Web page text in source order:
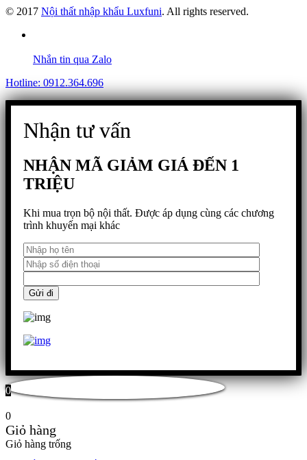
© 2017 Nội thất nhập khẩu Luxfuni. All rights reserved.
Nhắn tin qua Zalo
Hotline: 0912.364.696
Nhận tư vấn
NHẬN MÃ GIẢM GIÁ ĐẾN 1
TRIỆU
Khi mua trọn bộ nội thất. Được áp dụng cùng các chương
trình khuyến mại khác
0
0
Giỏ hàng
Giỏ hàng trống